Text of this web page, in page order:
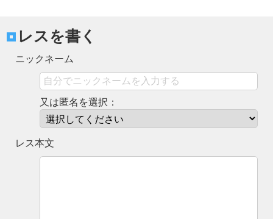
レスを書く
ニックネーム
又は匿名を選択：
レス本文